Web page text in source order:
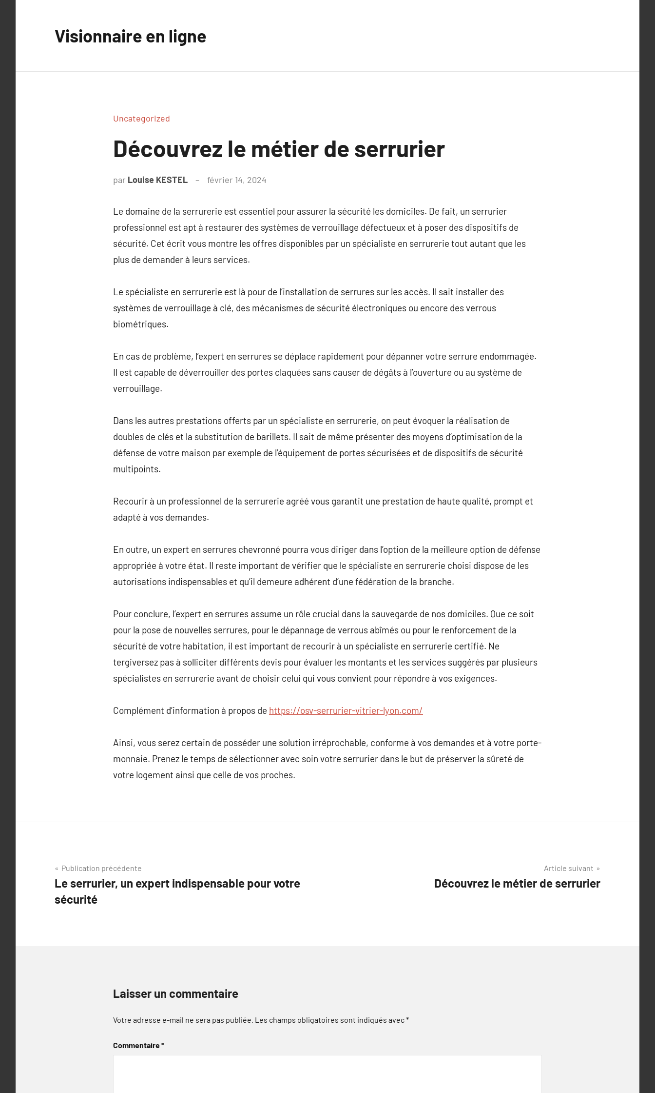
Visionnaire en ligne
Uncategorized
Découvrez le métier de serrurier
par Louise KESTEL février 14, 2024
Le domaine de la serrurerie est essentiel pour assurer la sécurité les domiciles. De fait, un serrurier
professionnel est apt à restaurer des systèmes de verrouillage défectueux et à poser des dispositifs de
sécurité. Cet écrit vous montre les offres disponibles par un spécialiste en serrurerie tout autant que les
plus de demander à leurs services.
Le spécialiste en serrurerie est là pour de l’installation de serrures sur les accès. Il sait installer des
systèmes de verrouillage à clé, des mécanismes de sécurité électroniques ou encore des verrous
biométriques.
En cas de problème, l’expert en serrures se déplace rapidement pour dépanner votre serrure endommagée.
Il est capable de déverrouiller des portes claquées sans causer de dégâts à l’ouverture ou au système de
verrouillage.
Dans les autres prestations offerts par un spécialiste en serrurerie, on peut évoquer la réalisation de
doubles de clés et la substitution de barillets. Il sait de même présenter des moyens d’optimisation de la
défense de votre maison par exemple de l’équipement de portes sécurisées et de dispositifs de sécurité
multipoints.
Recourir à un professionnel de la serrurerie agréé vous garantit une prestation de haute qualité, prompt et
adapté à vos demandes.
En outre, un expert en serrures chevronné pourra vous diriger dans l’option de la meilleure option de défense
appropriée à votre état. Il reste important de vérifier que le spécialiste en serrurerie choisi dispose de les
autorisations indispensables et qu’il demeure adhérent d’une fédération de la branche.
Pour conclure, l’expert en serrures assume un rôle crucial dans la sauvegarde de nos domiciles. Que ce soit
pour la pose de nouvelles serrures, pour le dépannage de verrous abîmés ou pour le renforcement de la
sécurité de votre habitation, il est important de recourir à un spécialiste en serrurerie certifié. Ne
tergiversez pas à solliciter différents devis pour évaluer les montants et les services suggérés par plusieurs
spécialistes en serrurerie avant de choisir celui qui vous convient pour répondre à vos exigences.
Complément d’information à propos de https://osv-serrurier-vitrier-lyon.com/
Ainsi, vous serez certain de posséder une solution irréprochable, conforme à vos demandes et à votre porte-
monnaie. Prenez le temps de sélectionner avec soin votre serrurier dans le but de préserver la sûreté de
votre logement ainsi que celle de vos proches.
Navigation
de
l’article
Publication précédente
Le serrurier, un expert indispensable pour votre
sécurité
Article suivant
Découvrez le métier de serrurier
Laisser un commentaire
Votre adresse e-mail ne sera pas publiée. Les champs obligatoires sont indiqués avec*
Commentaire*